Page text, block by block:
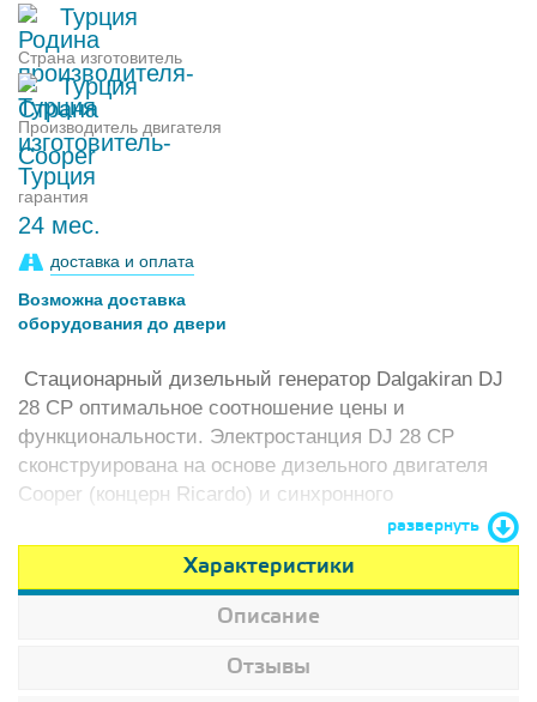
Турция
Страна изготовитель
Турция
Производитель двигателя
Cooper
гарантия
24 мес.
доставка и оплата
Возможна доставка
оборудования до двери
Стационарный дизельный генератор Dalgakiran DJ
28 CP оптимальное соотношение цены и
функциональности. Электростанция DJ 28 CP
сконструирована на основе дизельного двигателя
Cooper (концерн Ricardo) и синхронного
развернуть
Характеристики
Описание
Отзывы